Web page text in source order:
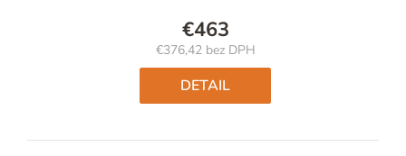
€463
€376,42 bez DPH
Jednotková
cena:
DETAIL